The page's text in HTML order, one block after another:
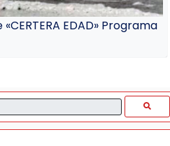
EDAD» Programa